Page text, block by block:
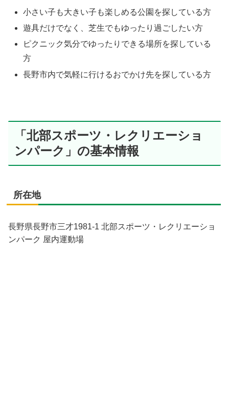
小さい子も大きい子も楽しめる公園を探している方
遊具だけでなく、芝生でもゆったり過ごしたい方
ピクニック気分でゆったりできる場所を探している
方
長野市内で気軽に行けるおでかけ先を探している方
「北部スポーツ・レクリエーショ
ンパーク」の基本情報
所在地
長野県長野市三才1981-1 北部スポーツ・レクリエーショ
ンパーク 屋内運動場